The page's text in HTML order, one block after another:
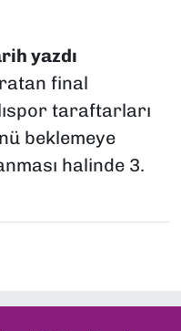
yazdı
final
taraftarları
beklemeye
halinde 3.